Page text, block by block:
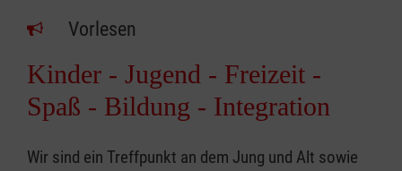
Vorlesen
Kinder - Jugend - Freizeit -
Spaß - Bildung - Integration
Wir sind ein Treffpunkt an dem Jung und Alt sowie